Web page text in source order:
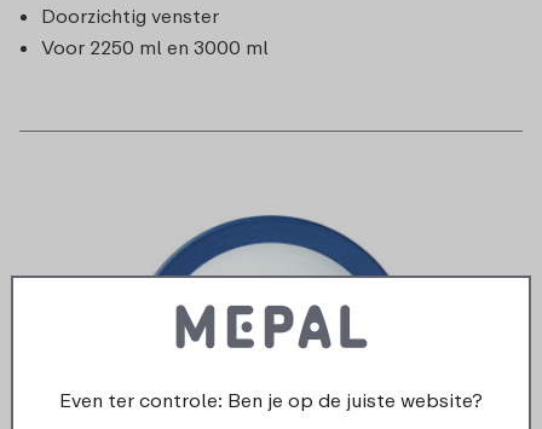
Doorzichtig venster
Voor 2250 ml en 3000 ml
Even ter controle: Ben je op de juiste website?